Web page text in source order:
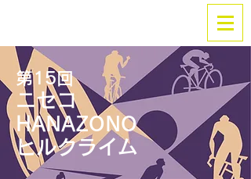
第15回
ニセコ
HANAZONO
ヒルクライム